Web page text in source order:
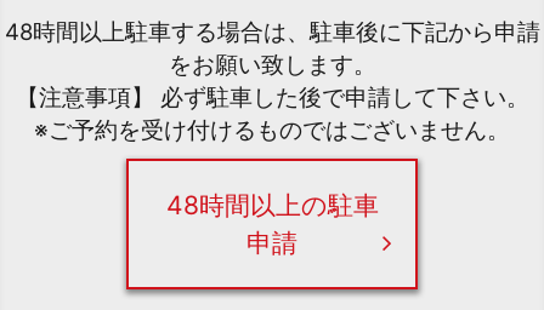
48時間以上駐車する場合は、駐車後に下記から申請
をお願い致します。
【注意事項】 必ず駐車した後で申請して下さい。
※ご予約を受け付けるものではございません。
48時間以上の駐車
申請